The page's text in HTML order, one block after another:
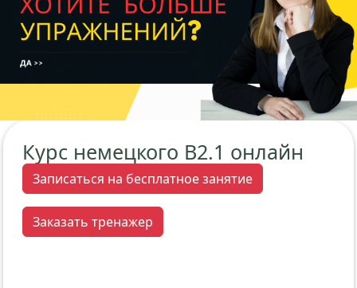
Курс немецкого В2.1 онлайн
Записаться на бесплатное занятие
Заказать тренажер